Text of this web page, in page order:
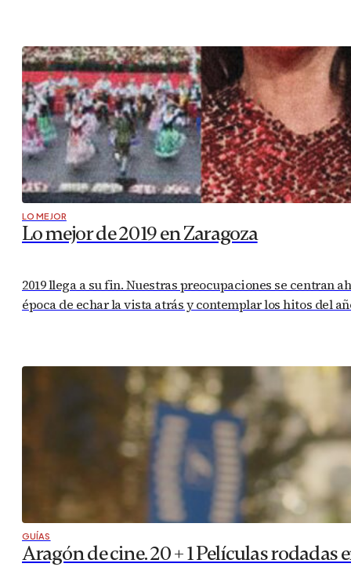
LO MEJOR
Lo mejor de 2019 en Zaragoza
2019 llega a su fin. Nuestras preocupaciones se centran
época de echar la vista atrás y contemplar los hitos del
GUÍAS
Aragón de cine. 20 + 1 Películas rodadas